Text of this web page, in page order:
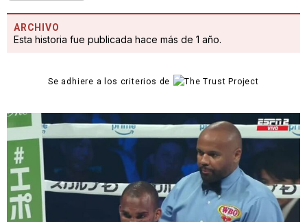
ARCHIVO
Esta historia fue publicada hace más de 1 año.
Se adhiere a los criterios de